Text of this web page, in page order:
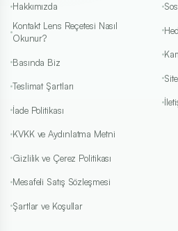
Hakkımızda
Kontakt Lens Reçetesi Nasıl
Okunur?
Basında Biz
Teslimat Şartları
İade Politikası
KVKK ve Aydınlatma Metni
Gizlilik ve Çerez Politikası
Mesafeli Satış Sözleşmesi
Şartlar ve Koşullar